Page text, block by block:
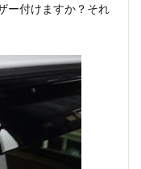
ー付けますか？それ